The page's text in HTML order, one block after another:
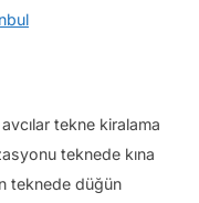
tekne kiralama
teknede kına
teknede düğün